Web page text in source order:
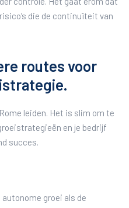
die de continuïteit van
routes voor
leiden. Het is slim om te
en je bedrijf
succes.
groei als de